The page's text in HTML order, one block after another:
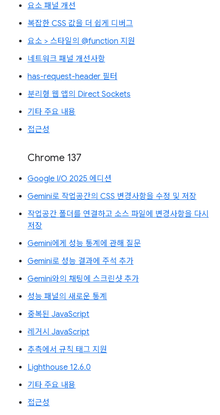
요소 패널 개선
복잡한 CSS 값을 더 쉽게 디버그
요소 > 스타일의 @function 지원
네트워크 패널 개선사항
has-request-header 필터
분리형 웹 앱의 Direct Sockets
기타 주요 내용
접근성
Chrome 137
Google I/O 2025 에디션
Gemini로 작업공간의 CSS 변경사항을 수정 및 저장
작업공간 폴더를 연결하고 소스 파일에 변경사항을 다시
저장
Gemini에게 성능 통계에 관해 질문
Gemini로 성능 결과에 주석 추가
Gemini와의 채팅에 스크린샷 추가
성능 패널의 새로운 통계
중복된 JavaScript
레거시 JavaScript
추측에서 규칙 태그 지원
Lighthouse 12.6.0
기타 주요 내용
접근성